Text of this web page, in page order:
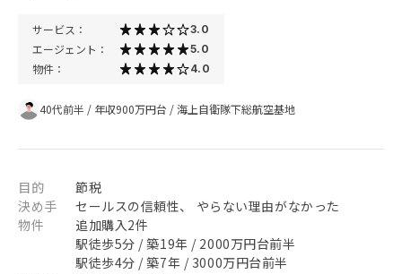
サービス： 3.0
エージェント： 5.0
物件： 4.0
40代前半 / 年収900万円台 /海上自衛隊下総航空基地
目的
節税
決め手
セールスの信頼性、 やらない理由がなかった
物件
追加購入2件
駅徒歩5分 / 築19年 / 2000万円台前半
駅徒歩4分 / 築7年 / 3000万円台前半